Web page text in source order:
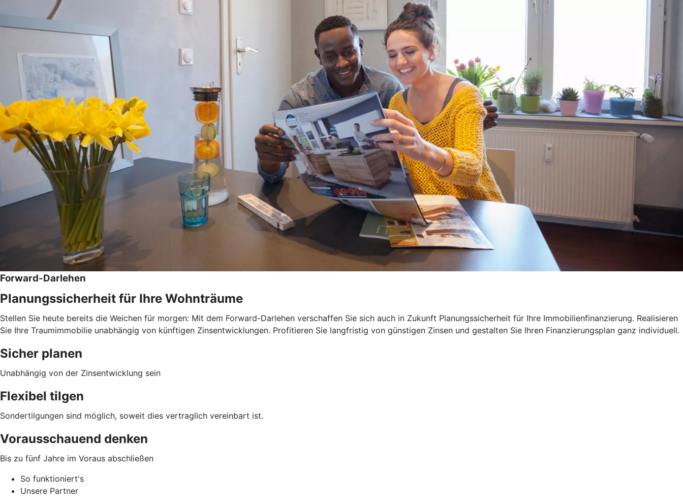
Forward-Darlehen
Planungssicherheit für Ihre Wohnträume
Stellen Sie heute bereits die Weichen für morgen: Mit dem Forward-Darlehen verschaffen Sie sich auch in Zukunft Planungssicherheit für Ihre Immobilienfinanzierung. Realisieren
Sie Ihre Traumimmobilie unabhängig von künftigen Zinsentwicklungen. Profitieren Sie langfristig von günstigen Zinsen und gestalten Sie Ihren Finanzierungsplan ganz individuell.
Sicher planen
Unabhängig von der Zinsentwicklung sein
Flexibel tilgen
Sondertilgungen sind möglich, soweit dies vertraglich vereinbart ist.
Vorausschauend denken
Bis zu fünf Jahre im Voraus abschließen
So funktioniert's
Unsere Partner